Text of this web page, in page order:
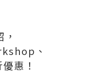
、
惠！